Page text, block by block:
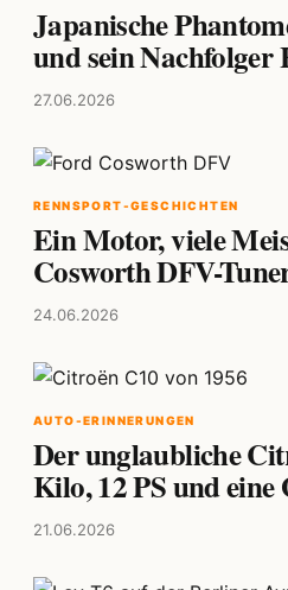
Japanische
und sein Nachfolger
27.06.2026
RENNSPORT-GESCHICHTEN
Ein Motor, viele
Cosworth DFV-
24.06.2026
AUTO-ERINNERUNGEN
Der unglaubliche
Kilo, 12 PS und eine
21.06.2026